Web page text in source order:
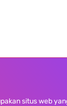
situs web